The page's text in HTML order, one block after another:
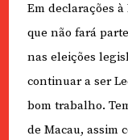
Em declarações
que não fará
nas eleições
continuar a ser
bom trabalho.
de Macau, assim